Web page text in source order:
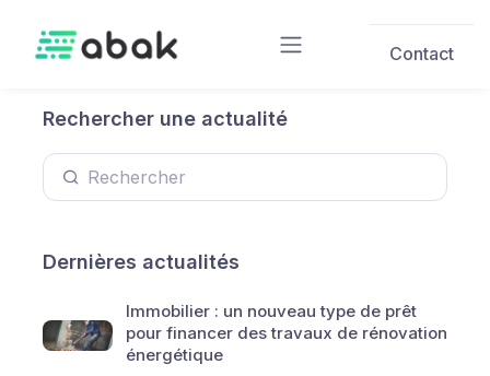
Contact
Rechercher une actualité
Dernières actualités
Immobilier : un nouveau type de prêt
pour financer des travaux de rénovation
énergétique